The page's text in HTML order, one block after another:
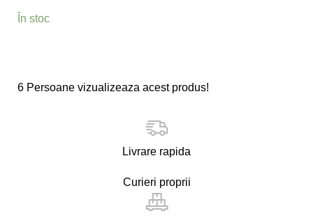
În stoc
6 Persoane vizualizeaza acest produs!
Livrare rapida
Curieri proprii